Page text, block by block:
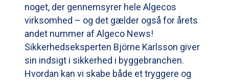
noget, der gennemsyrer hele Algecos
virksomhed – og det gælder også for årets
andet nummer af Algeco News!
Sikkerhedseksperten Björne Karlsson giver
sin indsigt i sikkerhed i byggebranchen.
Hvordan kan vi skabe både et tryggere og